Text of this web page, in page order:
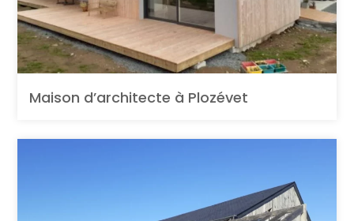
Maison d’architecte à Plozévet